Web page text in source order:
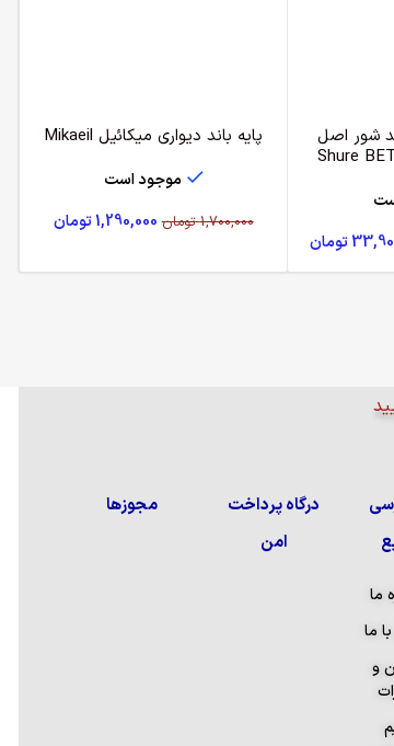
شور اصل
تومان
پایه باند دیواری میکائیل Mikaeil
موجود است
1,700,000 تومان 1,290,000تومان
ما
ما
و
درگاه پرداخت
امن
مجوزها